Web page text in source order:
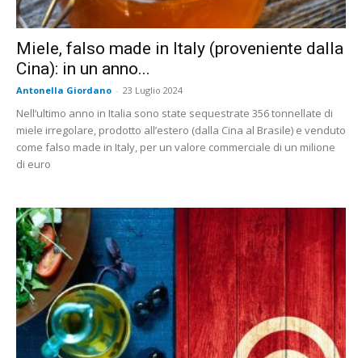
Miele, falso made in Italy (proveniente dalla
Cina): in un anno...
Antonella Giordano - 23 Luglio 2024
Nell’ultimo anno in Italia sono state sequestrate 356 tonnellate di
miele irregolare, prodotto all’estero (dalla Cina al Brasile) e venduto
come falso made in Italy, per un valore commerciale di un milione
di euro